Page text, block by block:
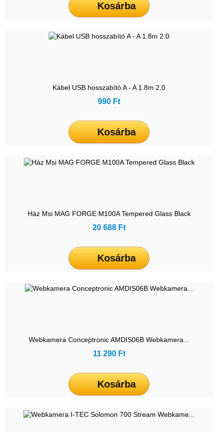
Kosárba
Kábel USB hosszabító A - A 1.8m 2.0
990 Ft
Kosárba
Ház Msi MAG FORGE M100A Tempered Glass Black
20 688 Ft
Kosárba
Webkamera Conceptronic AMDIS06B Webkamera...
11 290 Ft
Kosárba